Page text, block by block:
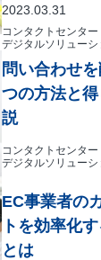
2023.03.31
コンタクトセンター
デジタルソリューシ
問い合わせ
つの方法と
説
コンタクトセンター
デジタルソリューシ
EC事業者の
トを効率化
とは